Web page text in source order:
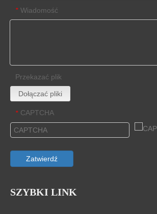
* Wiadomość
Przekazać plik
Dołączać pliki
* CAPTCHA
Zatwierdź
SZYBKI LINK